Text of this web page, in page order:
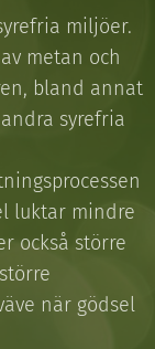
miljöer.
metan och
bland annat
syrefria
luktar mindre
också större
när gödsel